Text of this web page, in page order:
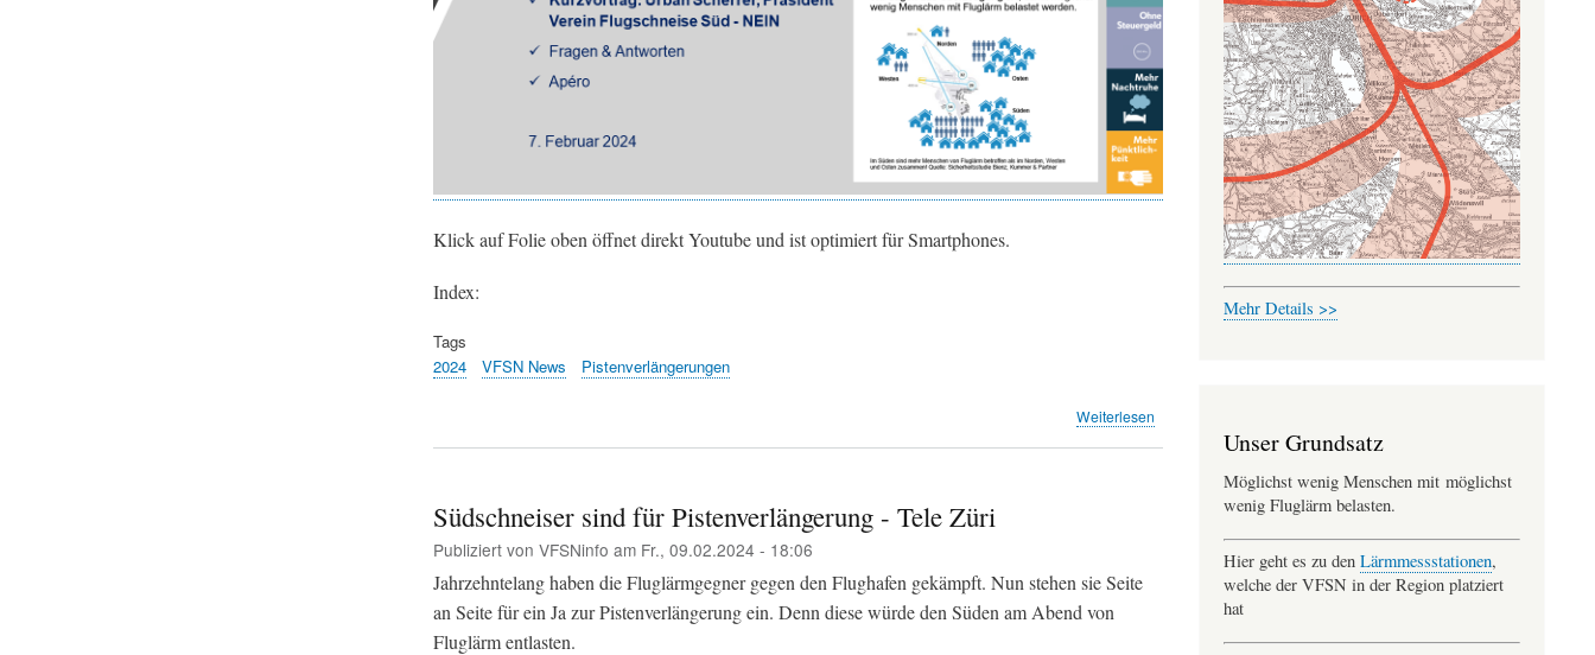
Klick auf Folie oben öffnet direkt Youtube und ist optimiert für Smartphones.
Index:
Tags
2024
VFSN News Pistenverlängerungen
Weiterlesen
Aufzeichnung
Pistenverlängerung
Südschneiser sind für Pistenverlängerung - Tele Züri
Publiziert von VFSNinfo am Fr., 09.02.2024 - 18:06
Jahrzehntelang haben die Fluglärmgegner gegen den Flughafen gekämpft. Nun stehen sie Seite
an Seite für ein Ja zur Pistenverlängerung ein. Denn diese würde den Süden am Abend von
Fluglärm entlasten.
Mehr Details >>
Unser Grundsatz
Möglichst wenig Menschen mit möglichst
wenig Fluglärm belasten.
Hier geht es zu den Lärmmessstationen,
welche der VFSN in der Region platziert
hat